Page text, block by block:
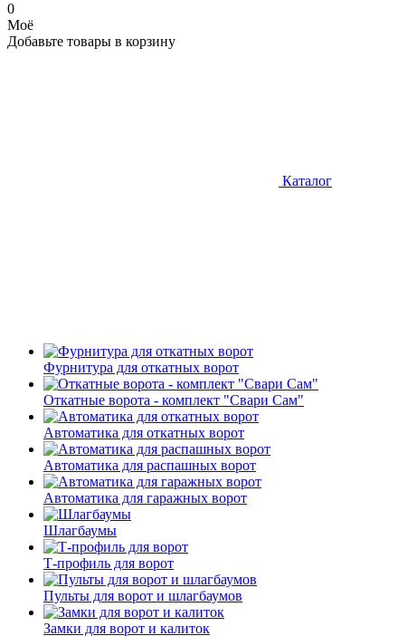
0
Моё
Добавьте товары в корзину
Каталог
Фурнитура для откатных ворот
Откатные ворота - комплект "Свари Сам"
Автоматика для откатных ворот
Автоматика для распашных ворот
Автоматика для гаражных ворот
Шлагбаумы
Т-профиль для ворот
Пульты для ворот и шлагбаумов
Замки для ворот и калиток